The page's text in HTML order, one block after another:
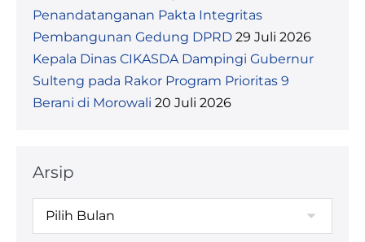
Penandatanganan Pakta Integritas
Pembangunan Gedung DPRD 29 Juli 2026
Kepala Dinas CIKASDA Dampingi Gubernur
Sulteng pada Rakor Program Prioritas 9
Berani di Morowali 20 Juli 2026
Arsip